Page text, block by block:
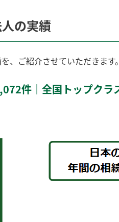
の実績
、ご紹介させていただきます。
件｜全国トップクラ